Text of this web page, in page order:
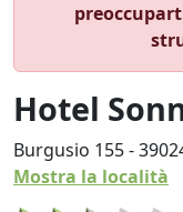
Hotel
Burgusio 155-
Mostra la località